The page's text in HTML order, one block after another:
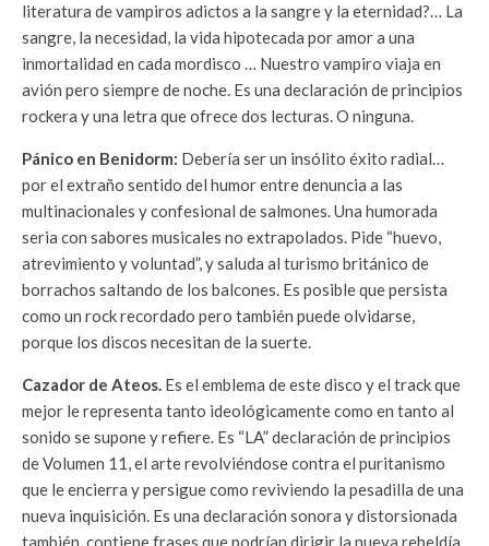
literatura de vampiros adictos a la sangre y la eternidad?… La
sangre, la necesidad, la vida hipotecada por amor a una
inmortalidad en cada mordisco … Nuestro vampiro viaja en
avión pero siempre de noche. Es una declaración de principios
rockera y una letra que ofrece dos lecturas. O ninguna.
Pánico en Benidorm: Debería ser un insólito éxito radial…
por el extraño sentido del humor entre denuncia a las
multinacionales y confesional de salmones. Una humorada
seria con sabores musicales no extrapolados. Pide “huevo,
atrevimiento y voluntad”, y saluda al turismo británico de
borrachos saltando de los balcones. Es posible que persista
como un rock recordado pero también puede olvidarse,
porque los discos necesitan de la suerte.
Cazador de Ateos. Es el emblema de este disco y el track que
mejor le representa tanto ideológicamente como en tanto al
sonido se supone y refiere. Es “LA” declaración de principios
de Volumen 11, el arte revolviéndose contra el puritanismo
que le encierra y persigue como reviviendo la pesadilla de una
nueva inquisición. Es una declaración sonora y distorsionada
también, contiene frases que podrían dirigir la nueva rebeldía